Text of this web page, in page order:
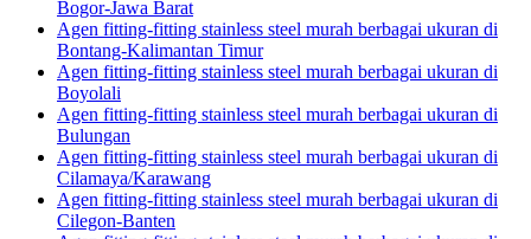
Bogor-Jawa Barat
Agen fitting-fitting stainless steel murah berbagai ukuran di
Bontang-Kalimantan Timur
Agen fitting-fitting stainless steel murah berbagai ukuran di
Boyolali
Agen fitting-fitting stainless steel murah berbagai ukuran di
Bulungan
Agen fitting-fitting stainless steel murah berbagai ukuran di
Cilamaya/Karawang
Agen fitting-fitting stainless steel murah berbagai ukuran di
Cilegon-Banten